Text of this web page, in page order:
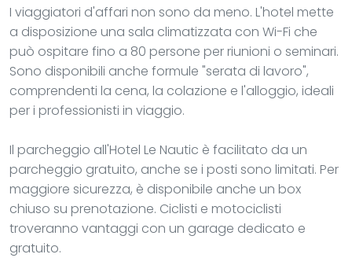
I viaggiatori d'affari non sono da meno. L'hotel mette
a disposizione una sala climatizzata con Wi-Fi che
può ospitare fino a 80 persone per riunioni o seminari.
Sono disponibili anche formule "serata di lavoro",
comprendenti la cena, la colazione e l'alloggio, ideali
per i professionisti in viaggio.
Il parcheggio all'Hotel Le Nautic è facilitato da un
parcheggio gratuito, anche se i posti sono limitati. Per
maggiore sicurezza, è disponibile anche un box
chiuso su prenotazione. Ciclisti e motociclisti
troveranno vantaggi con un garage dedicato e
gratuito.